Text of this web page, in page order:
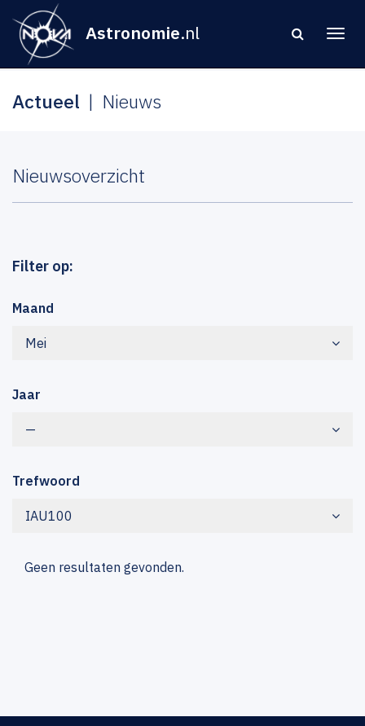
Astronomie.nl
Actueel Nieuws
Nieuwsoverzicht
Filter op:
Maand
Mei
Jaar
—
Trefwoord
IAU100
Geen resultaten gevonden.